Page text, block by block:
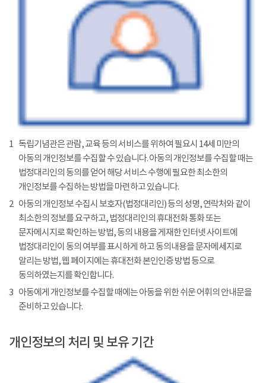
1 독립기념관은 관람, 교육 등의 서비스를 위하여 필요시 14세 미만의
아동의 개인정보를 수집할 수 있습니다. 아동의 개인정보를 수집할 때는
법정대리인의 동의를 얻어 해당 서비스 수행에 필요한 최소한의
개인정보를 수집하는 방법을 마련하고 있습니다.
2 아동의 개인정보 수집시 보호자(법정대리인) 등의 성명, 연락처와 같이
최소한의 정보를 요구하고, 법정대리인의 휴대전화 통화 또는
문자메시지로 확인하는 방법, 동의 내용을 게재한 인터넷 사이트에
법정대리인이 동의 여부를 표시하게 하고 동의내용을 문자메세지로
알리는 방법, 웹 페이지에는 휴대전화 본인인증 방법 등으로
동의하였는지를 확인합니다.
3 아동에게 개인정보를 수집할 때에는 아동을 위한 쉬운 어휘의 안내문을
준비하고 있습니다.
개인정보의 처리 및 보유 기간